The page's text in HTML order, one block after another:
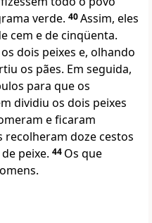
verde. 40Assim, eles
cem e de cinqüenta.
dois peixes e, olhando
os pães. Em seguida,
para que os
dividiu os dois peixes
e ficaram
recolheram doze cestos
peixe. 44 Os que